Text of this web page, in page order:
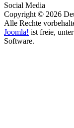
Social Media
Copyright © 2026
Alle Rechte
Joomla! ist freie,
Software.